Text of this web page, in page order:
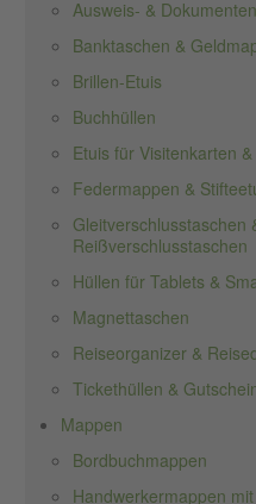
Ausweis- &
Banktaschen &
Brillen-Etuis
Buchhüllen
Etuis für Visitenkarten
Federmappen &
Gleitverschlusstaschen
Reißverschlusstaschen
Hüllen für Tablets &
Magnettaschen
Reiseorganizer &
Tickethüllen &
Mappen
Bordbuchmappen
Handwerkermappen